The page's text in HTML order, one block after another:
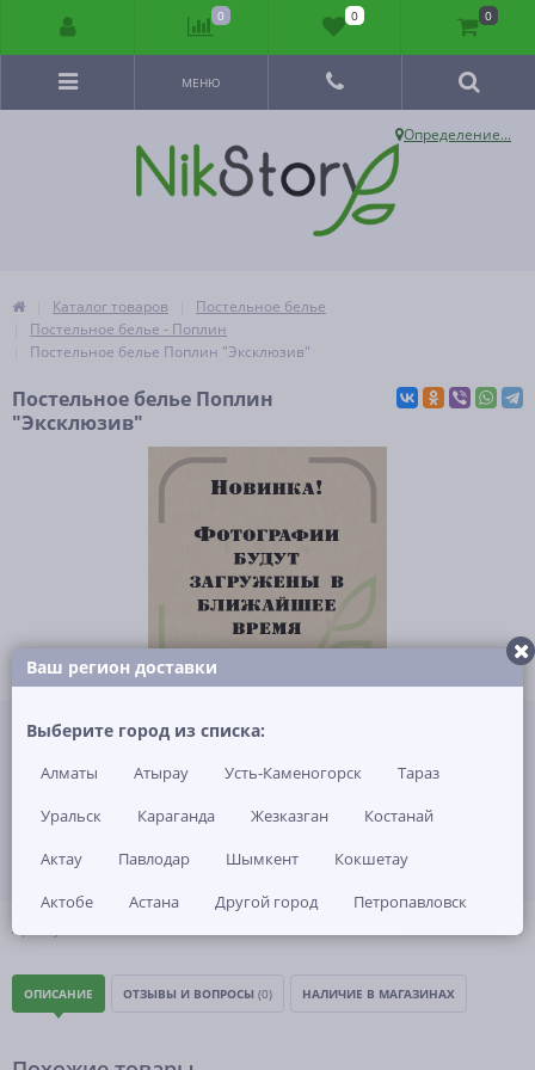
Определение...
МЕНЮ
Каталог товаров
Постельное белье
Постельное белье - Поплин
Постельное белье Поплин "Эксклюзив"
Постельное белье Поплин
"Эксклюзив"
Артикул: - (0)
Нет в наличии
ОПИСАНИЕ ОТЗЫВЫ И ВОПРОСЫ (0) НАЛИЧИЕ В МАГАЗИНАХ
Ваш регион доставки
Выберите город из списка:
Алматы Атырау Усть-Каменогорск
Тараз
Уральск
Караганда Жезказган
Костанай
Актау
Павлодар Шымкент
Кокшетау
Актобе
Астана Другой город Петропавловск
0 0 0